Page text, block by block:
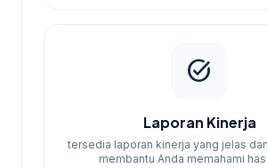
task_alt
Laporan Kinerja
tersedia laporan kinerja yang jelas
membantu Anda memahami